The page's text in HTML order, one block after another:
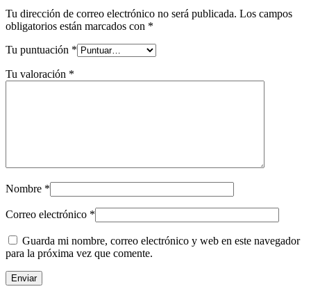
Tu dirección de correo electrónico no será publicada. Los campos
obligatorios están marcados con *
Tu puntuación *
Tu valoración *
Nombre *
Correo electrónico *
Guarda mi nombre, correo electrónico y web en este navegador
para la próxima vez que comente.